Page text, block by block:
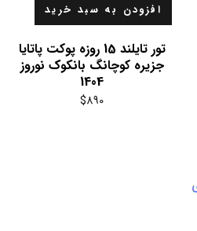
افزودن به سبد خرید
تور تایلند 15 روزه پوکت پاتایا
جزیره کوچانگ بانکوک نوروز
1404
$890